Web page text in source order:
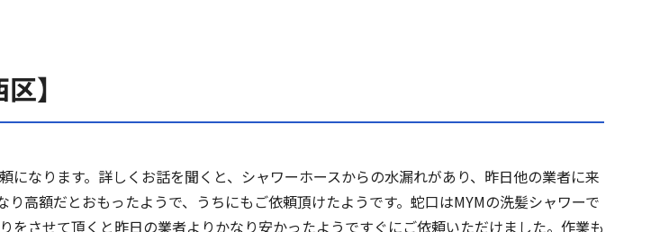
】
なります。詳しくお話を聞くと、シャワーホースからの水漏れがあり、昨日他の業者に来
高額だとおもったようで、うちにもご依頼頂けたようです。蛇口はMYMの洗髪シャワーで
させて頂くと昨日の業者よりかなり安かったようですぐにご依頼いただけました。作業も